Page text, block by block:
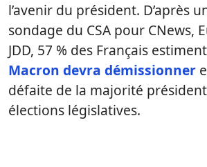
l’avenir du président. D’après
sondage du CSA pour CNews,
JDD, 57 % des Français
Macron devra démissionner
défaite de la majorité
élections législatives.